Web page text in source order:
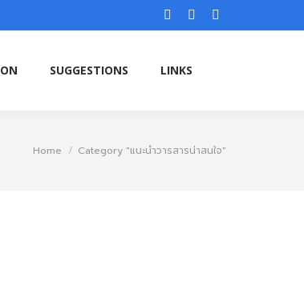
Facebook
opens
Instagram
opens
YouTube
SUGGESTIONS LINKS
You are here:
Home Category "แนะนำวารสารน่าสนใจ"
SUGGESTIONS LINKS